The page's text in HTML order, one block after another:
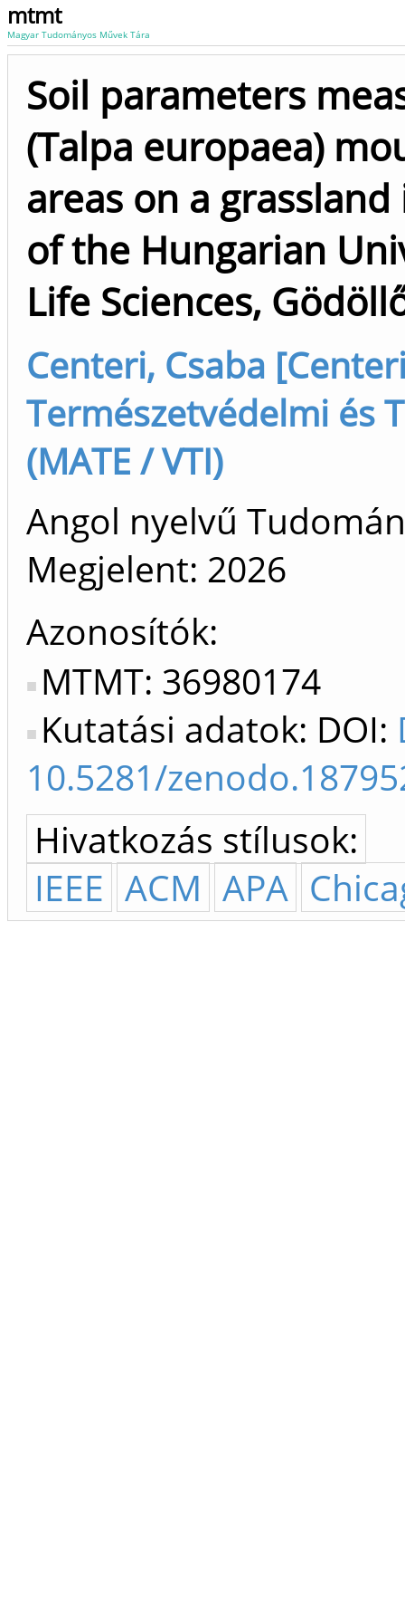
mtmt
Magyar Tudományos Művek Tára
Soil parameters
(Talpa europaea)
areas on a
of the Hungarian
Life Sciences,
Centeri, Csaba
Természetvédelmi és
(MATE / VTI)
Angol nyelvű
Megjelent: 2026
Azonosítók
MTMT: 36980174
Kutatási adatok: DOI:
10.5281/
Hivatkozás stílusok:
IEEE ACM APA